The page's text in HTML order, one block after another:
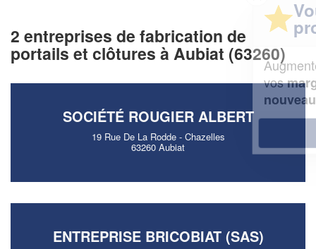
2 entreprises de fabrication de
portails et clôtures à Aubiat (63260)
SOCIÉTÉ ROUGIER ALBERT
19 Rue De La Rodde - Chazelles
63260 Aubiat
ENTREPRISE BRICOBIAT (SAS)
professionnel ?
Augmentez votrechiffre d'affaireset
vosmargestout en gagnant de
En savoir plus